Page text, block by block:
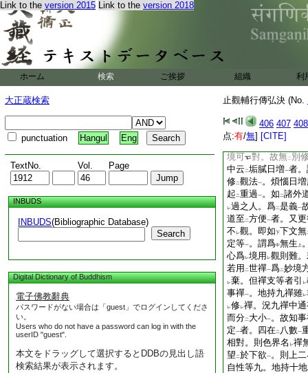
Link to the version 2015 Link to the version 2018
ホーム 検索 ご挨拶 組織 利
大正蔵検索
punctuation Hangul Eng
TextNo. Vol. Page
INBUDS
INBUDS(Bibliographic Database)
Search
Digital Dictionary of Buddhism
電子佛教辭典
パスワードがない場合は「guest」でログインしてくださ
い。
Users who do not have a password can log in with the
userID "guest".
本文をドラッグして選択するとDDBの見出し語
検索結果が表示されます。
止觀輔行傳弘決 (No.
406 407 408
点:有/無] [CITE]
行。三諫諍。四營
禪。文雖 在
此五事 一。非二 唯
。是故引 之。
流竟者。初住已去無
一切事禪
。任運即
在二於假名五品位中
問。若入流已何得
等禪
一。並是事禪即
相似一。亦與二一切
。故不 須
境可
對。故無二 別
中云 二垢膩日増一者
修二觀法一。煩惱日
起 二重過一。如 二諸外
レ過之人。爲二是義一
道至 二方便一者。又
不 レ觀。即如下下文無
定等一。謂爲中無生 上
心爲レ境用 レ觀則難
若用 二世禪一爲二妙境
レ棄。但禪支等者引 レ
事禪一。地持九禪雖レ
レ修レ禪。況九禪中
而分二 大小一。故知
定一者。四在二 八數一
相對。則色界名 レ禪
望 二於下欲一。則上
自性等九。地持十